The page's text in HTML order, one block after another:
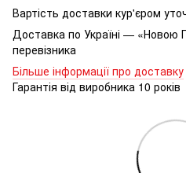
Вартість доставки кур'єром
Доставка по Україні —
перевізника
Більше інформації про доставку
Гарантія від виробника 10 років